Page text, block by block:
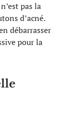
pas la
d’acné.
débarrasser
pour la